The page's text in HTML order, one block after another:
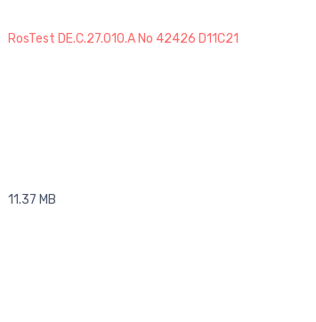
RosTest DE.C.27.010.A No 42426 D11C21
11.37 MB